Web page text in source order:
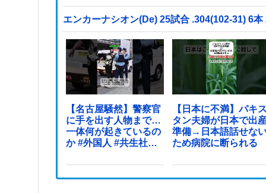
エンカーナシオン(De) 25試合 .304(102-31) 6
【名古屋騒然】警察官
に手を出す人物まで…
一体何が起きているの
か #外国人 #共生社会
【日本に不満】パキ
タン夫婦が日本で出
準備→日本語話せな
ため病院に断られる